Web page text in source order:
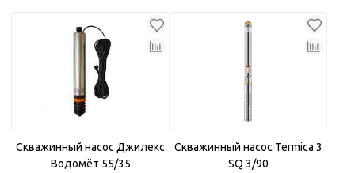
Скважинный насос Джилекс
Водомёт 55/35
Скважинный насос Termica 3
SQ 3/90